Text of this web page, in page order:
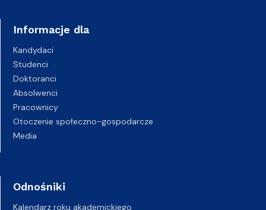
Informacje dla
Kandydaci
Studenci
Doktoranci
Absolwenci
Pracownicy
Otoczenie społeczno-gospodarcze
Media
Odnośniki
Kalendarz roku akademickiego